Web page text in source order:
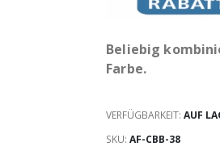
Beliebig
Farbe.
VERFÜGBARKEIT: AUF
SKU AF-CBB-38